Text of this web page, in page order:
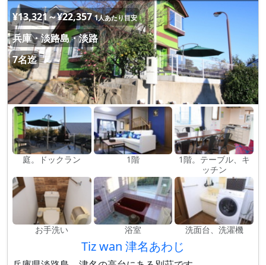
¥13,321～¥22,357 1人あたり目安
兵庫・淡路島・淡路
7名迄
庭。ドックラン 1階
1階。テーブル、キ
ッチン
お手洗い 浴室 洗面台、洗濯機
Tiz wan 津名あわじ